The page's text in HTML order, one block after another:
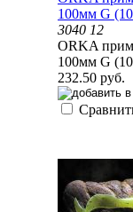
100мм G
3040 12
ORKA
100мм G
232.50 руб.